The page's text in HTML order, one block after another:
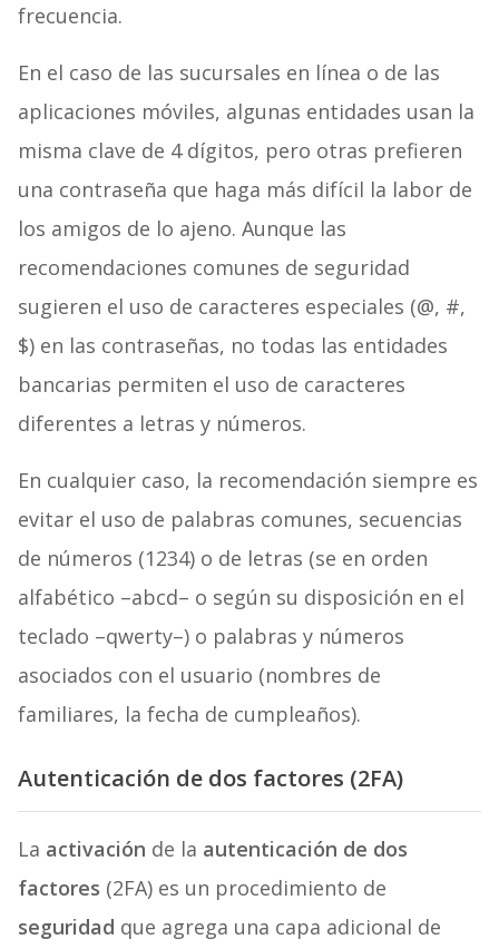
frecuencia.
En el caso de las sucursales en línea o de las
aplicaciones móviles, algunas entidades usan la
misma clave de 4 dígitos, pero otras prefieren
una contraseña que haga más difícil la labor de
los amigos de lo ajeno. Aunque las
recomendaciones comunes de seguridad
sugieren el uso de caracteres especiales (@, #,
$) en las contraseñas, no todas las entidades
bancarias permiten el uso de caracteres
diferentes a letras y números.
En cualquier caso, la recomendación siempre es
evitar el uso de palabras comunes, secuencias
de números (1234) o de letras (se en orden
alfabético –abcd– o según su disposición en el
teclado –qwerty–) o palabras y números
asociados con el usuario (nombres de
familiares, la fecha de cumpleaños).
Autenticación de dos factores (2FA)
La activación de la autenticación de dos
factores (2FA) es un procedimiento de
seguridad que agrega una capa adicional de